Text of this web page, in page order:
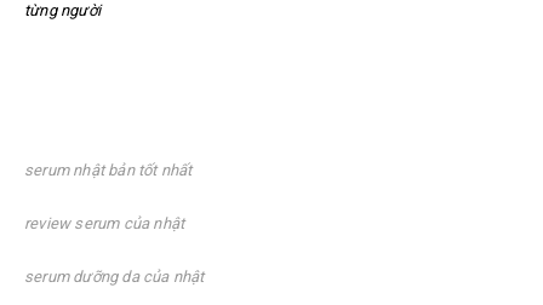
từng người
serum nhật bản tốt nhất
review serum của nhật
serum dưỡng da của nhật